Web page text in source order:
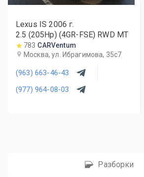
Lexus IS 2006 г.
2.5 (205Hp) (4GR-FSE) RWD MT
783 CARVentum
Москва, ул. Ибрагимова, 35с7
(963) 663-46-43
(977) 964-08-03
Разборки